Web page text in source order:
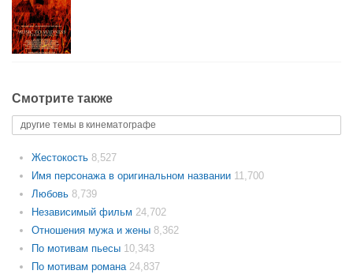
Смотрите также
другие темы в кинематографе
Жестокость 8,527
Имя персонажа в оригинальном названии 11,700
Любовь 8,739
Независимый фильм 24,702
Отношения мужа и жены 8,362
По мотивам пьесы 10,343
По мотивам романа 24,837